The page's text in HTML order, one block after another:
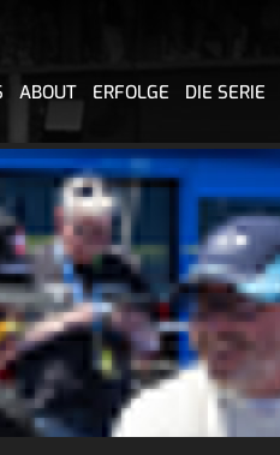
ABOUT ERFOLGE DIE SERIE